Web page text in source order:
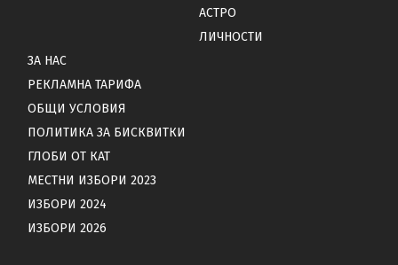
АСТРО
ЛИЧНОСТИ
ЗА НАС
РЕКЛАМНА ТАРИФА
ОБЩИ УСЛОВИЯ
ПОЛИТИКА ЗА БИСКВИТКИ
ГЛОБИ ОТ КАТ
МЕСТНИ ИЗБОРИ 2023
ИЗБОРИ 2024
ИЗБОРИ 2026